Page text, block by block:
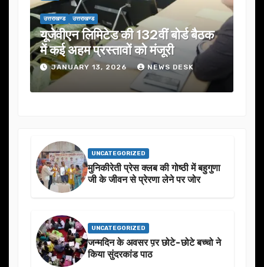
उत्तराखण्ड उत्तराखण्ड
यूजेवीएन लिमिटेड की 132वीं बोर्ड बैठक
में कई अहम प्रस्तावों को मंजूरी
JANUARY 13, 2026 NEWS DESK
UNCATEGORIZED
मुनिकीरेती प्रेस क्लब की गोष्ठी में बहुगुणा
जी के जीवन से प्रेरणा लेने पर जोर
UNCATEGORIZED
जन्मदिन के अवसर प़र छोटे-छोटे बच्चो ने
किया सुंदरकांड पाठ